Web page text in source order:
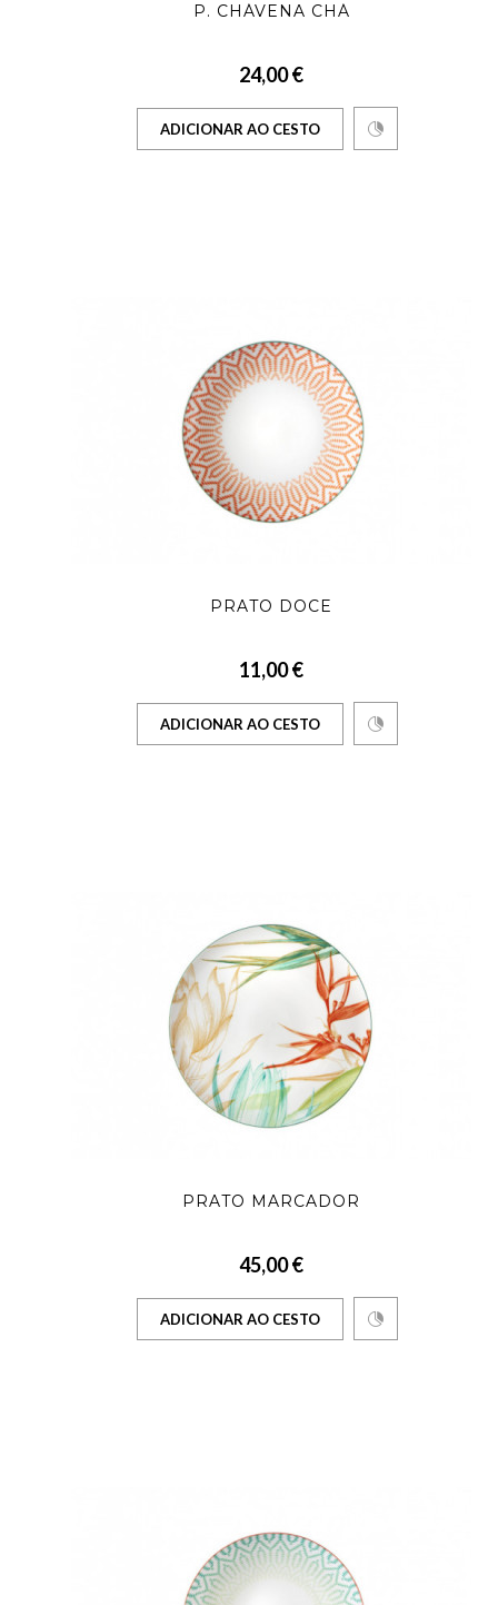
P. CHÁVENA CHÁ
24,00 €
ADICIONAR AO CESTO
PRATO DOCE
11,00 €
ADICIONAR AO CESTO
PRATO MARCADOR
45,00 €
ADICIONAR AO CESTO